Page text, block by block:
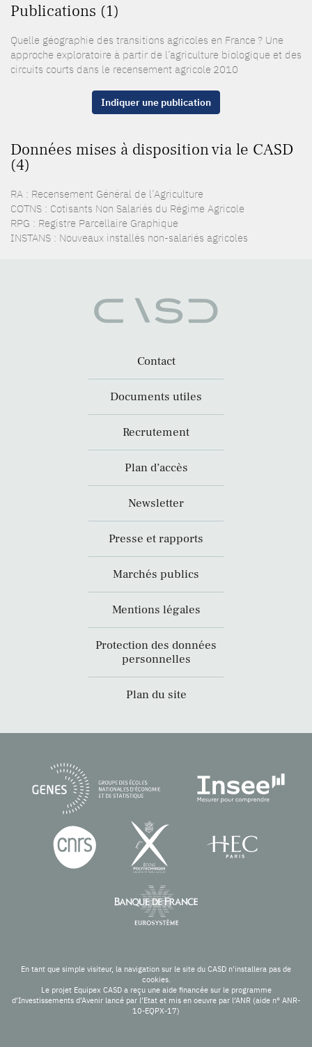
Publications (1)
Quelle géographie des transitions agricoles en France ? Une
approche exploratoire à partir de l’agriculture biologique et des
circuits courts dans le recensement agricole 2010
Indiquer une publication
Données mises à disposition via le CASD
(4)
RA : Recensement Général de l’Agriculture
COTNS : Cotisants Non Salariés du Régime Agricole
RPG : Registre Parcellaire Graphique
INSTANS : Nouveaux installés non-salariés agricoles
Contact
Documents utiles
Recrutement
Plan d’accès
Newsletter
Presse et rapports
Marchés publics
Mentions légales
Protection des données
personnelles
Plan du site
En tant que simple visiteur, la navigation sur le site du CASD n'installera pas de
cookies.
Le projet Equipex CASD a reçu une aide financée sur le programme
d’Investissements d’Avenir lancé par l’Etat et mis en oeuvre par l’ANR (aide n° ANR-
10-EQPX-17)